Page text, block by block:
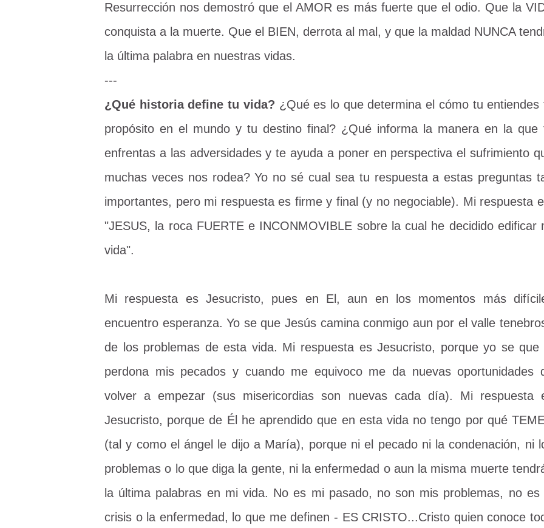
Resurrección nos demostró que el AMOR es más fuerte que el odio. Que la
conquista a la muerte. Que el BIEN, derrota al mal, y que la maldad NUNCA
la última palabra en nuestras vidas.
---
¿Qué historia define tu vida? ¿Qué es lo que determina el cómo tu entiendes
propósito en el mundo y tu destino final? ¿Qué informa la manera en la que
enfrentas a las adversidades y te ayuda a poner en perspectiva el sufrimiento
muchas veces nos rodea? Yo no sé cual sea tu respuesta a estas preguntas
importantes, pero mi respuesta es firme y final (y no negociable). Mi respuesta
"JESUS, la roca FUERTE e INCONMOVIBLE sobre la cual he decidido edificar
vida".
Mi respuesta es Jesucristo, pues en El, aun en los momentos más
encuentro esperanza. Yo se que Jesús camina conmigo aun por el valle
de los problemas de esta vida. Mi respuesta es Jesucristo, porque yo se que
perdona mis pecados y cuando me equivoco me da nuevas oportunidades
volver a empezar (sus misericordias son nuevas cada día). Mi respuesta
Jesucristo, porque de Él he aprendido que en esta vida no tengo por qué
(tal y como el ángel le dijo a María), porque ni el pecado ni la condenación, ni
problemas o lo que diga la gente, ni la enfermedad o aun la misma muerte
la última palabras en mi vida. No es mi pasado, no son mis problemas, no es
crisis o la enfermedad, lo que me definen - ES CRISTO...Cristo quien conoce